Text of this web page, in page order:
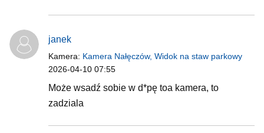
janek
Kamera: Kamera Nałęczów, Widok na staw parkowy
2026-04-10 07:55
Może wsadź sobie w d*pę toa kamera, to
zadziala